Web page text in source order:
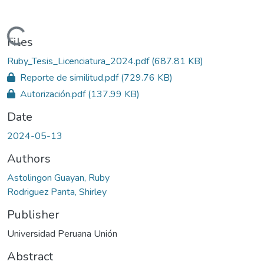
Loading...
Files
Ruby_Tesis_Licenciatura_2024.pdf(687.81 KB)
Reporte de similitud.pdf(729.76 KB)
Autorización.pdf(137.99 KB)
Date
2024-05-13
Authors
Astolingon Guayan, Ruby
Rodriguez Panta, Shirley
Publisher
Universidad Peruana Unión
Abstract